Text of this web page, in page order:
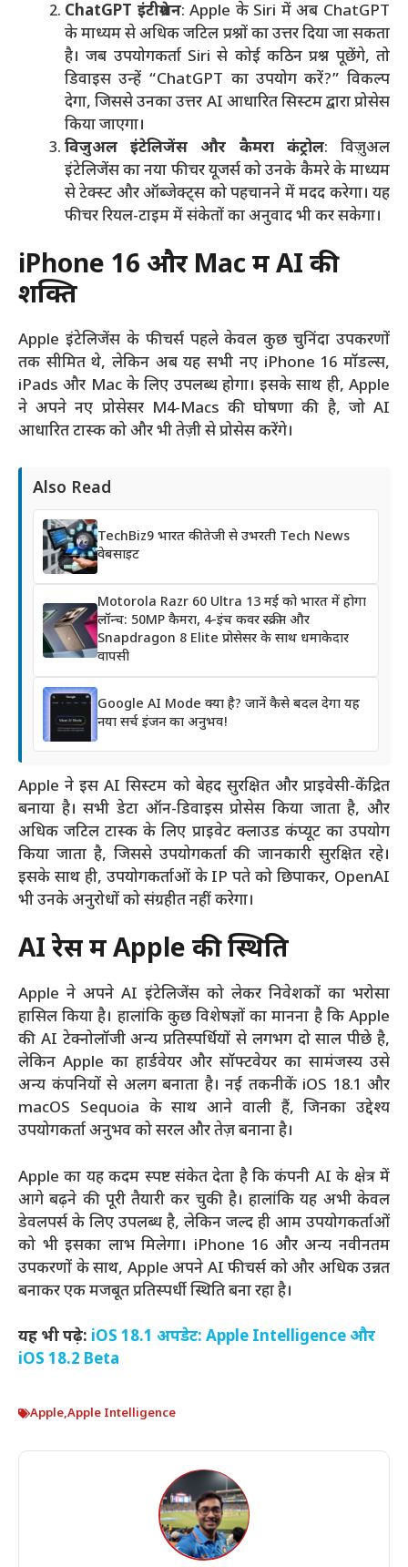
ChatGPT इंटीग्रेशन: Apple के Siri में अब ChatGPT
के माध्यम से अधिक जटिल प्रश्नों का उत्तर दिया जा सकता
है। जब उपयोगकर्ता Siri से कोई कठिन प्रश्न पूछेंगे, तो
डिवाइस उन्हें “ChatGPT का उपयोग करें?” विकल्प
देगा, जिससे उनका उत्तर AI आधारित सिस्टम द्वारा प्रोसेस
किया जाएगा।
विज़ुअल इंटेलिजेंस और कैमरा कंट्रोल: विज़ुअल
इंटेलिजेंस का नया फीचर यूजर्स को उनके कैमरे के माध्यम
से टेक्स्ट और ऑब्जेक्ट्स को पहचानने में मदद करेगा। यह
फीचर रियल-टाइम में संकेतों का अनुवाद भी कर सकेगा।
iPhone 16 और Mac में AI की
शक्ति
Apple इंटेलिजेंस के फीचर्स पहले केवल कुछ चुनिंदा उपकरणों
तक सीमित थे, लेकिन अब यह सभी नए iPhone 16 मॉडल्स,
iPads और Mac के लिए उपलब्ध होगा। इसके साथ ही, Apple
ने अपने नए प्रोसेसर M4-Macs की घोषणा की है, जो AI
आधारित टास्क को और भी तेज़ी से प्रोसेस करेंगे।
Also Read
TechBiz9 भारत की तेजी से उभरती Tech News
वेबसाइट
Motorola Razr 60 Ultra 13 मई को भारत में होगा
लॉन्च: 50MP कैमरा, 4-इंच कवर स्क्रीन और
Snapdragon 8 Elite प्रोसेसर के साथ धमाकेदार
वापसी
Google AI Mode क्या है? जानें कैसे बदल देगा यह
नया सर्च इंजन का अनुभव!
Apple ने इस AI सिस्टम को बेहद सुरक्षित और प्राइवेसी-केंद्रित
बनाया है। सभी डेटा ऑन-डिवाइस प्रोसेस किया जाता है, और
अधिक जटिल टास्क के लिए प्राइवेट क्लाउड कंप्यूट का उपयोग
किया जाता है, जिससे उपयोगकर्ता की जानकारी सुरक्षित रहे।
इसके साथ ही, उपयोगकर्ताओं के IP पते को छिपाकर, OpenAI
भी उनके अनुरोधों को संग्रहीत नहीं करेगा।
AI रेस में Apple की स्थिति
Apple ने अपने AI इंटेलिजेंस को लेकर निवेशकों का भरोसा
हासिल किया है। हालांकि कुछ विशेषज्ञों का मानना है कि Apple
की AI टेक्नोलॉजी अन्य प्रतिस्पर्धियों से लगभग दो साल पीछे है,
लेकिन Apple का हार्डवेयर और सॉफ्टवेयर का सामंजस्य उसे
अन्य कंपनियों से अलग बनाता है। नई तकनीकें iOS 18.1 और
macOS Sequoia के साथ आने वाली हैं, जिनका उद्देश्य
उपयोगकर्ता अनुभव को सरल और तेज़ बनाना है।
Apple का यह कदम स्पष्ट संकेत देता है कि कंपनी AI के क्षेत्र में
आगे बढ़ने की पूरी तैयारी कर चुकी है। हालांकि यह अभी केवल
डेवलपर्स के लिए उपलब्ध है, लेकिन जल्द ही आम उपयोगकर्ताओं
को भी इसका लाभ मिलेगा। iPhone 16 और अन्य नवीनतम
उपकरणों के साथ, Apple अपने AI फीचर्स को और अधिक उन्नत
बनाकर एक मजबूत प्रतिस्पर्धी स्थिति बना रहा है।
यह भी पढ़े: iOS 18.1 अपडेट: Apple Intelligence और
iOS 18.2 Beta
Apple,Apple Intelligence